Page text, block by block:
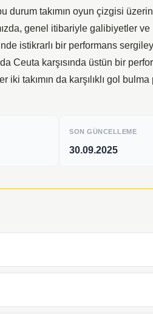
durum takımın oyun çizgisi
genel itibariyle galibiyetler
istikrarlı bir performans
Ceuta karşısında üstün bir
iki takımın da karşılıklı gol
SON GÜNCELLEME
30.09.2025